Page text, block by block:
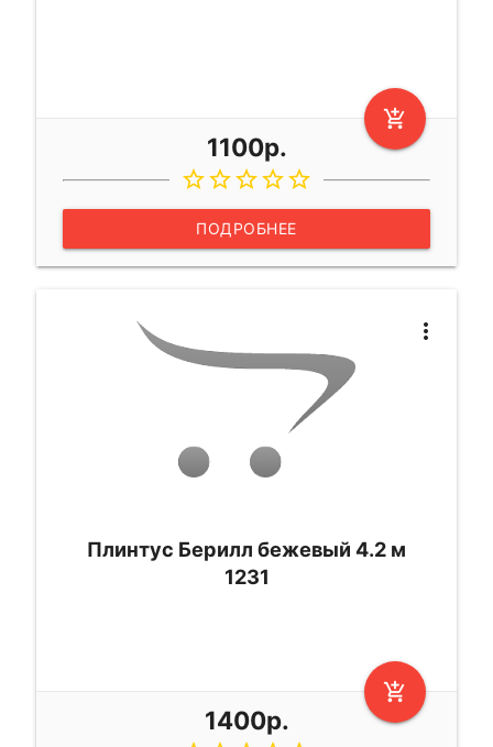
add_shopping_cart
1100р.
star_borderstar_borderstar_borderstar_borderstar_border
ПОДРОБНЕЕ
more_vert
Плинтус Берилл бежевый 4.2 м
1231
add_shopping_cart
1400р.